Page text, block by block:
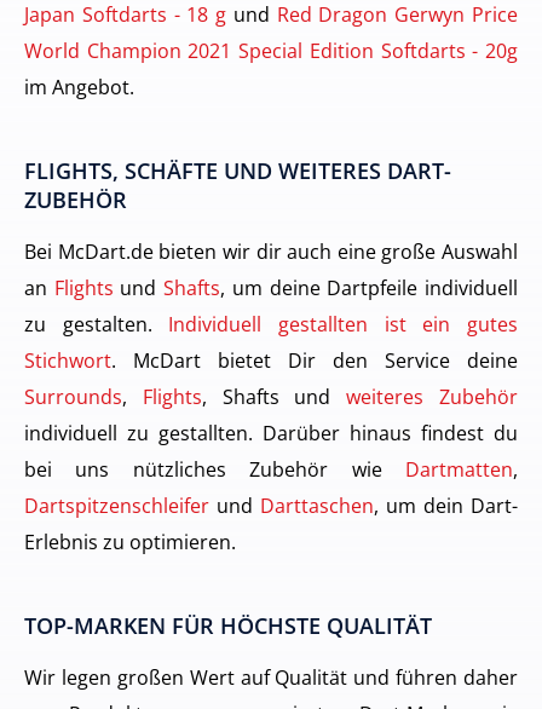
Japan Softdarts - 18 g und Red Dragon Gerwyn Price
World Champion 2021 Special Edition Softdarts - 20g
im Angebot.
FLIGHTS, SCHÄFTE UND WEITERES DART-
ZUBEHÖR
Bei McDart.de bieten wir dir auch eine große Auswahl
an Flights undShafts, um deine Dartpfeile individuell
zu gestalten. Individuell gestallten ist ein gutes
Stichwort. McDart bietet Dir den Service deine
Surrounds, Flights, Shafts undweiteres Zubehör
individuell zu gestallten. Darüber hinaus findest du
bei uns nützliches Zubehör wie Dartmatten,
Dartspitzenschleifer und Darttaschen, um dein Dart-
Erlebnis zu optimieren.
TOP-MARKEN FÜR HÖCHSTE QUALITÄT
Wir legen großen Wert auf Qualität und führen daher